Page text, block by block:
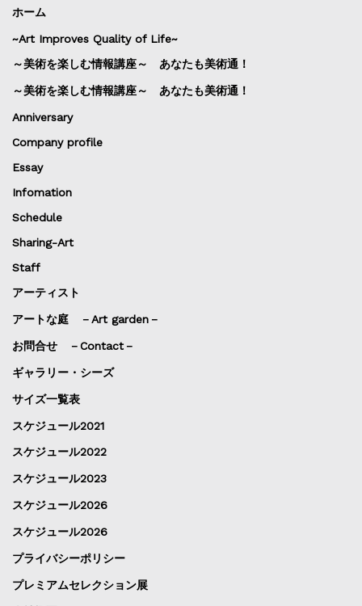
ホーム
~Art Improves Quality of Life~
～美術を楽しむ情報講座～ あなたも美術通！
～美術を楽しむ情報講座～ あなたも美術通！
Anniversary
Company profile
Essay
Infomation
Schedule
Sharing-Art
Staff
アーティスト
アートな庭 －Art garden－
お問合せ －Contact－
ギャラリー・シーズ
サイズ一覧表
スケジュール2021
スケジュール2022
スケジュール2023
スケジュール2026
スケジュール2026
プライバシーポリシー
プレミアムセレクション展